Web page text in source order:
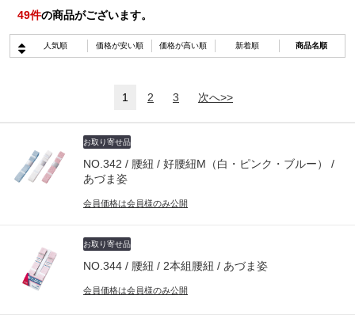
49件の商品がございます。
人気順 価格が安い順 価格が高い順 新着順 商品名順
1 2 3 次へ>>
お取り寄せ品
NO.342 / 腰紐 / 好腰紐M（白・ピンク・ブルー） /
あづま姿
会員価格は会員様のみ公開
お取り寄せ品
NO.344 / 腰紐 / 2本組腰紐 / あづま姿
会員価格は会員様のみ公開